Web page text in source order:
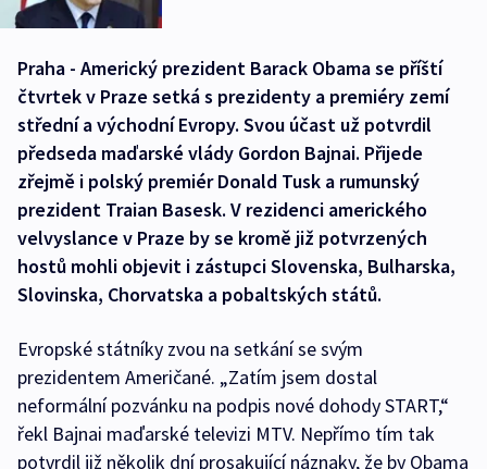
Praha - Americký prezident Barack Obama se příští
čtvrtek v Praze setká s prezidenty a premiéry zemí
střední a východní Evropy. Svou účast už potvrdil
předseda maďarské vlády Gordon Bajnai. Přijede
zřejmě i polský premiér Donald Tusk a rumunský
prezident Traian Basesk. V rezidenci amerického
velvyslance v Praze by se kromě již potvrzených
hostů mohli objevit i zástupci Slovenska, Bulharska,
Slovinska, Chorvatska a pobaltských států.
Evropské státníky zvou na setkání se svým
prezidentem Američané. „Zatím jsem dostal
neformální pozvánku na podpis nové dohody START,“
řekl Bajnai maďarské televizi MTV. Nepřímo tím tak
potvrdil již několik dní prosakující náznaky, že by Obama